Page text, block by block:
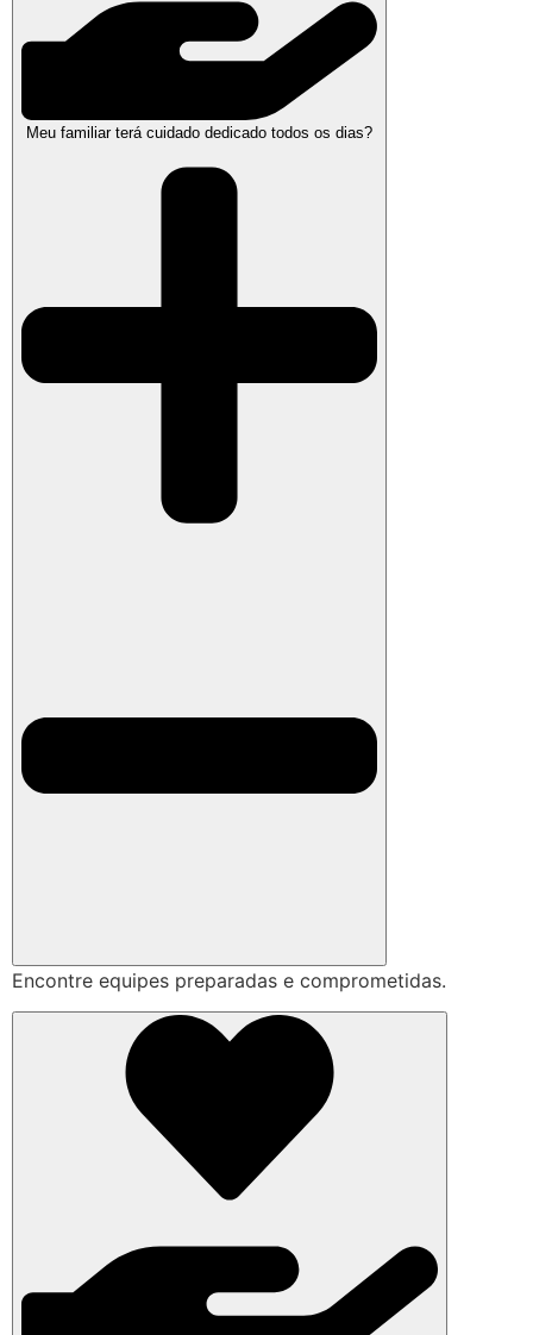
Meu familiar terá cuidado dedicado todos os dias?
Encontre equipes preparadas e comprometidas.